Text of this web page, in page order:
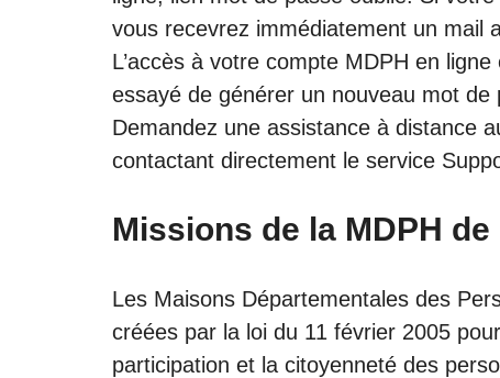
vous recevrez immédiatement un mail
L’accès à votre compte MDPH en
essayé de générer un nouveau mot de
Demandez une assistance à distance
contactant directement le service
Missions de la MDPH de
Les Maisons Départementales des
créées par la loi du 11 février 2005
participation et la citoyenneté des